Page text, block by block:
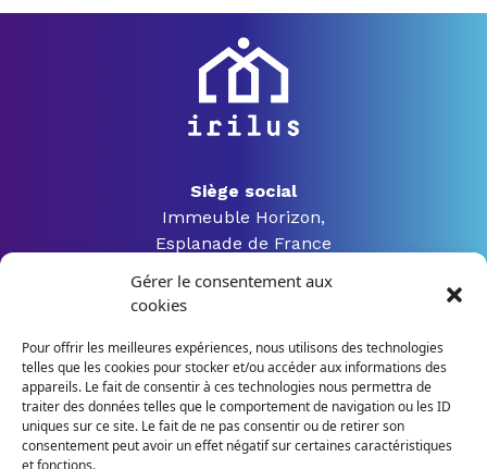
Gérer le consentement aux
cookies
Pour offrir les meilleures expériences, nous utilisons des technologies
telles que les cookies pour stocker et/ou accéder aux informations des
appareils. Le fait de consentir à ces technologies nous permettra de
traiter des données telles que le comportement de navigation ou les ID
uniques sur ce site. Le fait de ne pas consentir ou de retirer son
consentement peut avoir un effet négatif sur certaines caractéristiques
et fonctions.
Siège social
Immeuble Horizon,
Esplanade de France
3 rue Jacques Constant Milleret
42000 Saint Etienne
04 28 04 07 54
contact@irilus-formation.fr